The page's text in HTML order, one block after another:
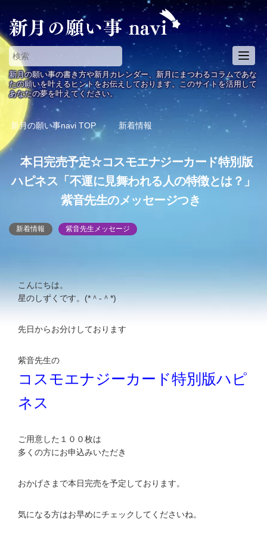
T
o
g
g
e
v
g
新月の願い事の書き方や新月カレンダー、新月にまつわるコラムであな
たの願いを叶えるヒントをお伝えしております。このサイトを活用して
あなたの夢を叶えてください。
新月の願い事navi TOP 新着情報
本日完売予定☆コスモエナジーカード特別版
ハピネス「不運に見舞われる人の特徴とは？」
紫音先生のメッセージつき
新着情報 紫音先生メッセージ
こんにちは。
星のしずくです。(*＾-＾*)
先日からお分けしております
紫音先生の
コスモエナジーカード特別版ハピ
ネス
ご用意した１００枚は
多くの方にお申込みいただき
おかげさまで本日完売を予定しております。
気になる方はお早めにチェックしてくださいね。